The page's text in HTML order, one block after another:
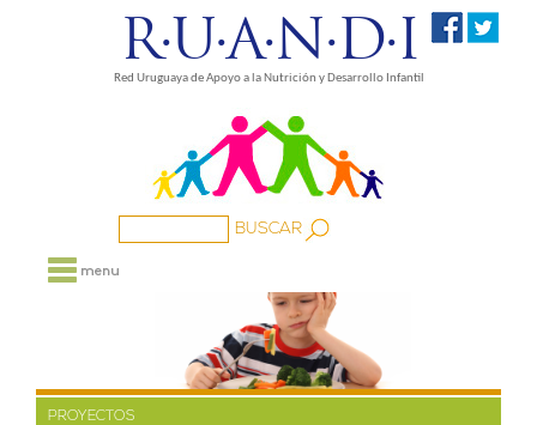
R·U·A·N·D·I
Red Uruguaya de Apoyo a la Nutrición y Desarrollo Infantil
NOSOTROS
PROYECTOS
MEDIOS
FAMILIA
PROYECTOS